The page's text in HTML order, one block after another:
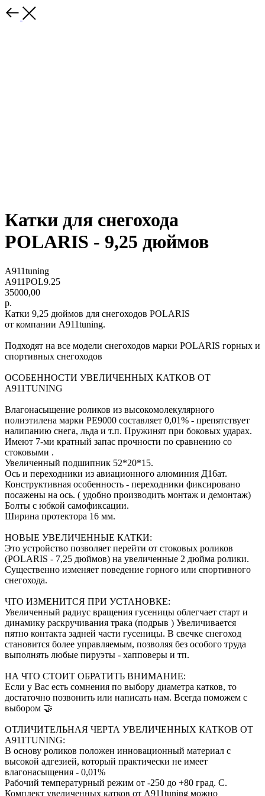
Катки для снегохода
POLARIS - 9,25 дюймов
A911tuning
А911POL9.25
35000,00
р.
Катки 9,25 дюймов для снегоходов POLARIS
от компании A911tuning.
Подходят на все модели снегоходов марки POLARIS горных и
спортивных снегоходов
ОСОБЕННОСТИ УВЕЛИЧЕННЫХ КАТКОВ ОТ
A911TUNING
Влагонасыщение роликов из высокомолекулярного
полиэтилена марки РЕ9000 составляет 0,01% - препятствует
налипанию снега, льда и т.п. Пружинят при боковых ударах.
Имеют 7-ми кратный запас прочности по сравнению со
стоковыми .
Увеличенный подшипник 52*20*15.
Ось и переходники из авиационного алюминия Д16ат.
Конструктивная особенность - переходники фиксировано
посажены на ось. ( удобно производить монтаж и демонтаж)
Болты с юбкой самофиксации.
Ширина протектора 16 мм.
НОВЫЕ УВЕЛИЧЕННЫЕ КАТКИ:
Это устройство позволяет перейти от стоковых роликов
(POLARIS - 7,25 дюймов) на увеличенные 2 дюйма ролики.
Существенно изменяет поведение горного или спортивного
снегохода.
ЧТО ИЗМЕНИТСЯ ПРИ УСТАНОВКЕ:
Увеличенный радиус вращения гусеницы облегчает старт и
динамику раскручивания трака (подрыв ) Увеличивается
пятно контакта задней части гусеницы. В свечке снегоход
становится более управляемым, позволяя без особого труда
выполнять любые пируэты - хапповеры и тп.
НА ЧТО СТОИТ ОБРАТИТЬ ВНИМАНИЕ:
Если у Вас есть сомнения по выбору диаметра катков, то
достаточно позвонить или написать нам. Всегда поможем с
выбором 🤝
ОТЛИЧИТЕЛЬНАЯ ЧЕРТА УВЕЛИЧЕННЫХ КАТКОВ ОТ
А911TUNING:
В основу роликов положен инновационный материал с
высокой адгезией, который практически не имеет
влагонасыщения - 0,01%
Рабочий температурный режим от -250 до +80 град. С.
Комплект увеличенных катков от А911tuning можно